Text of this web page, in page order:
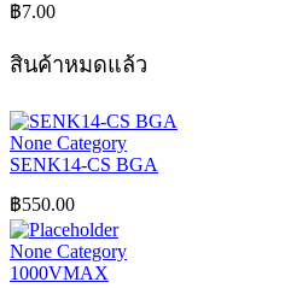
฿7.00
สินค้าหมดแล้ว
None Category
SENK14-CS BGA
฿550.00
None Category
1000VMAX